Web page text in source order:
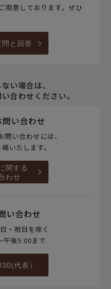
用意しております。ぜひ
問と回答
い場合は、
合わせください。
い合わせ
い合わせには、
いたします。
関する
わせ
い合わせ
・祝日を除く
午後5:00まで
代表）